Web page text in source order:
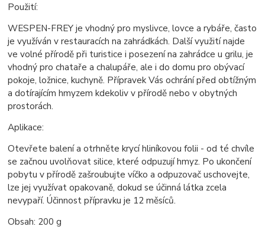
Použití:
WESPEN-FREY je vhodný pro myslivce, lovce a rybáře, často
je využíván v restauracích na zahrádkách. Další využití najde
ve volné přírodě při turistice i posezení na zahrádce u grilu, je
vhodný pro chataře a chalupáře, ale i do domu pro obývací
pokoje, ložnice, kuchyně. Přípravek Vás ochrání před obtížným
a dotírajícím hmyzem kdekoliv v přírodě nebo v obytných
prostorách.
Aplikace:
Otevřete balení a otrhněte krycí hliníkovou folii - od té chvíle
se začnou uvolňovat silice, které odpuzují hmyz. Po ukončení
pobytu v přírodě zašroubujte víčko a odpuzovač uschovejte,
lze jej využívat opakovaně, dokud se účinná látka zcela
nevypaří. Účinnost přípravku je 12 měsíců.
Obsah: 200 g